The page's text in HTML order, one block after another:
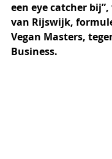
een eye catcher
van Rijswijk,
Vegan Masters,
Business.